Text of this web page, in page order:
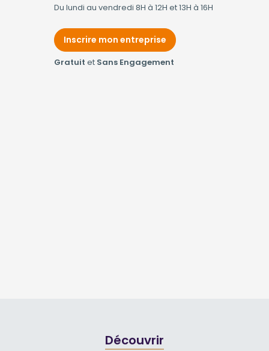
Du lundi au vendredi 8H à 12H et 13H à 16H
Inscrire mon entreprise
Gratuit et Sans Engagement
Découvrir